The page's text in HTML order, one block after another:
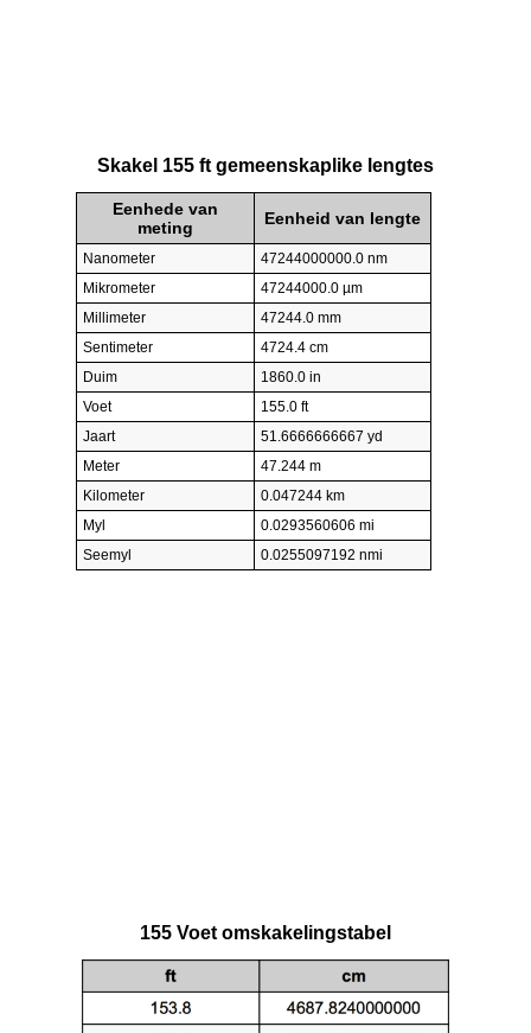
Skakel 155 ft gemeenskaplike lengtes
Eenhede van
meting
Eenheid van lengte
Nanometer
47244000000.0 nm
Mikrometer
47244000.0 µm
Millimeter
47244.0 mm
Sentimeter
4724.4 cm
Duim
1860.0 in
Voet
155.0 ft
Jaart
51.6666666667 yd
Meter
47.244 m
Kilometer
0.047244 km
Myl
0.0293560606 mi
Seemyl
0.0255097192 nmi
155 Voet omskakelingstabel